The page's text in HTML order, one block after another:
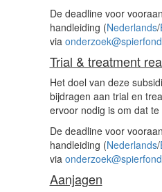
De deadline voor
handleiding (Nederlands/
via
Trial & treatment
Het doel van deze
bijdragen aan trial en
ervoor nodig is om dat te
De deadline voor
handleiding (Nederlands/
via
Aanjagen